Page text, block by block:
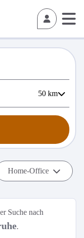
50 km
Home-Office
Suche nach
.